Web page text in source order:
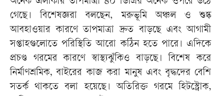
গেছে। বিশেষজ্ঞরা বলছেন, মরুভূমি অঞ্চল ও শুষ্ক
আবহাওয়ার কারণে তাপমাত্রা দ্রুত বাড়ছে এবং আগামী
সপ্তাহগুলোতে পরিস্থিতি আরো কঠিন হতে পারে। এদিকে
প্রচণ্ড গরমের কারণে স্বাস্থ্যঝুঁকিও বাড়ছে। বিশেষ করে
নির্মাণশ্রমিক, বাইরের কাজ করা মানুষ এবং বৃদ্ধদের বেশি
সতর্ক থাকতে বলা হয়েছে। অতিরিক্ত গরমে হিটস্ট্রোক,